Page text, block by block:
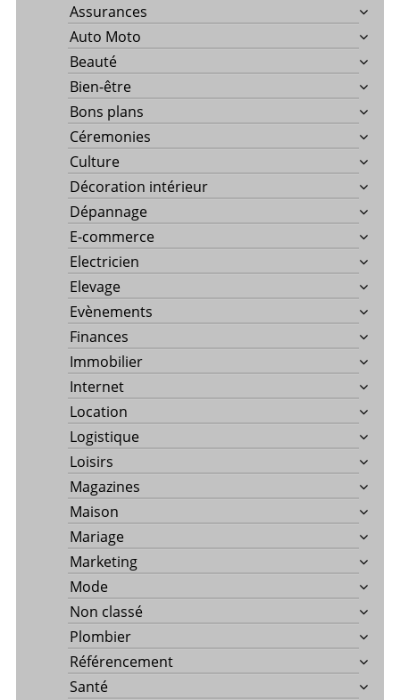
Assurances
Auto Moto
Beauté
Bien-être
Bons plans
Céremonies
Culture
Décoration intérieur
Dépannage
E-commerce
Electricien
Elevage
Evènements
Finances
Immobilier
Internet
Location
Logistique
Loisirs
Magazines
Maison
Mariage
Marketing
Mode
Non classé
Plombier
Référencement
Santé